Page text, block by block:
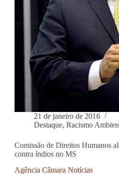
21 de janeiro de 2016
Destaque, Racismo
Comissão de Direitos Humanos
contra índios no MS
Agência Câmara Notícias